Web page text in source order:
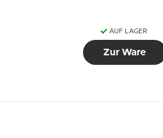
AUF LAGER
Zur Ware